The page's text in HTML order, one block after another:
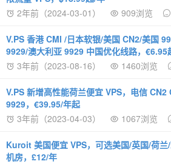
2年前（2024-03-01）
909浏览
V.PS 香港 CMI /日本软银/美国 CN2/美国
9929/澳大利亚 9929 中国优化线路，€6.95
3年前（2023-08-16）
1460浏览
V.PS 新增高性能荷兰便宜 VPS，电信 CN2
9929，€39.95/年起
3年前（2023-04-03）
1067浏览
Kuroit 美国便宜 VPS，可选美国/英国/荷
机房，£12/年